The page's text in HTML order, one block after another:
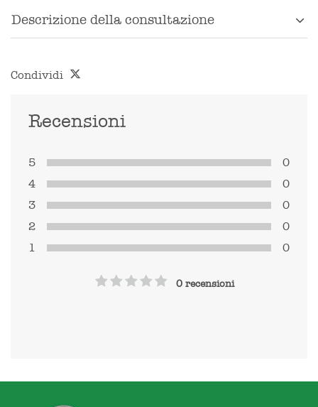
Descrizione della consultazione
Condividi
Recensioni
5
0
4
0
3
0
2
0
1
0
0 recensioni